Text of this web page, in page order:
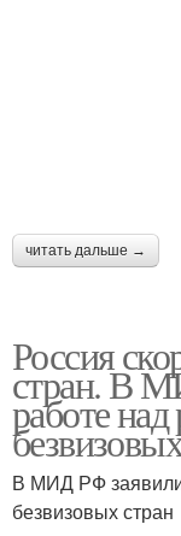
читать дальше →
Россия
стран. В
работе
В МИД РФ
безвизовых стран